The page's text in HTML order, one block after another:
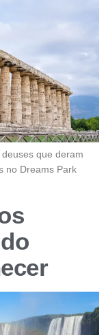
que deram
no Dreams Park